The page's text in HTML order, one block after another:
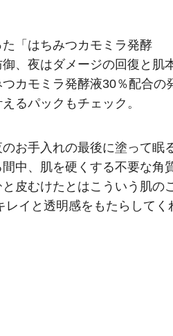
「はちみつカモミラ発酵
、夜はダメージの回復と肌
カモミラ発酵液30％配合の
るパックもチェック。
お手入れの最後に塗って眠
中、肌を硬くする不要な角
皮むけたとはこういう肌のこ
レイと透明感をもたらしてく